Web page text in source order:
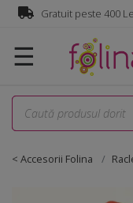
Gratuit peste 400
☰
< Accesorii Folina